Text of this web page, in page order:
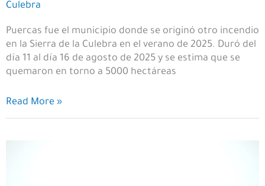
Culebra
Puercas fue el municipio donde se originó otro incendio
en la Sierra de la Culebra en el verano de 2025. Duró del
día 11 al día 16 de agosto de 2025 y se estima que se
quemaron en torno a 5000 hectáreas
El
incendio
la
Read More »